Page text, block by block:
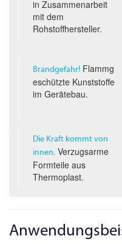
in Zusammenarbeit
mit dem
Rohstoffhersteller.
Brandgefahr!Flammg
eschützte Kunststoffe
im Gerätebau.
Die Kraft kommt von
innen.Verzugsarme
Formteile aus
Thermoplast.